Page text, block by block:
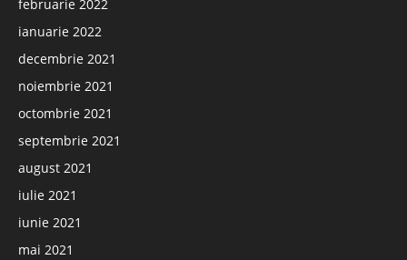
februarie 2022
ianuarie 2022
decembrie 2021
noiembrie 2021
octombrie 2021
septembrie 2021
august 2021
iulie 2021
iunie 2021
mai 2021